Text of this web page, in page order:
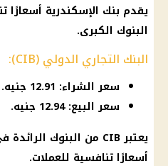
يقدم بنك الإسكندرية أسعارًا
البنوك الكبرى.
البنك التجاري الدولي (CIB):
سعر الشراء: 12.91 جنيه.
سعر البيع: 12.94 جنيه.
يعتبر CIB من
البنوك الرائدة
أسعارًا تنافسية للعملات.